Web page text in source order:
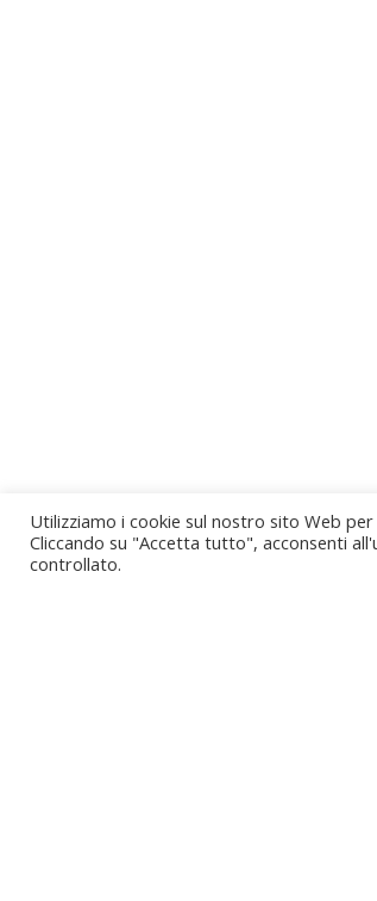
Utilizziamo i cookie sul nostro sito Web
Cliccando su "Accetta tutto", acconsenti
controllato.